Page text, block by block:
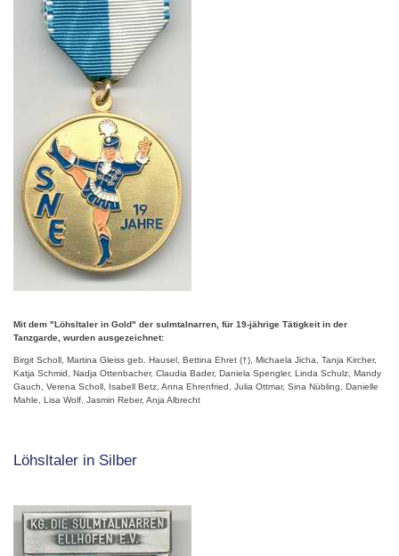
Mit dem "Löhsltaler in Gold" der sulmtalnarren, für 19-jährige Tätigkeit in der
Tanzgarde, wurden ausgezeichnet:
Birgit Scholl, Martina Gleiss geb. Hausel, Bettina Ehret (†), Michaela Jicha, Tanja Kircher,
Katja Schmid, Nadja Ottenbacher, Claudia Bader, Daniela Spengler, Linda Schulz, Mandy
Gauch, Verena Scholl, Isabell Betz, Anna Ehrenfried, Julia Ottmar, Sina Nübling, Danielle
Mahle, Lisa Wolf, Jasmin Reber, Anja Albrecht
Löhsltaler in Silber